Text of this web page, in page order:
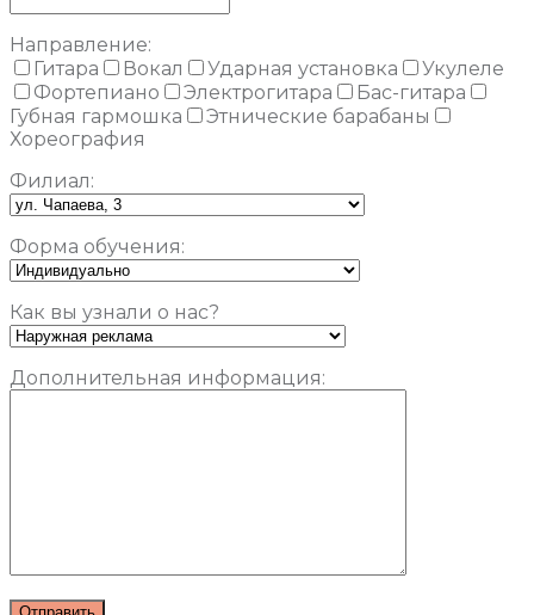
Направление:
Гитара
Вокал Ударная установка
Укулеле
Фортепиано
Электрогитара
Бас-гитара
Губная гармошка
Этнические барабаны
Хореография
Филиал:
Форма обучения:
Как вы узнали о нас?
Дополнительная информация: